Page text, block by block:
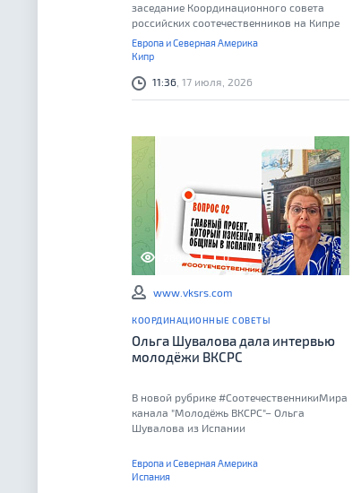
заседание Координационного совета
российских соотечественников на Кипре
Европа и Северная Америка
Кипр
11:36 , 17 июля, 2026
0
www.vksrs.com
КООРДИНАЦИОННЫЕ СОВЕТЫ
Ольга Шувалова дала интервью
молодёжи ВКСРС
В новой рубрике #СоотечественникиМира
канала "Молодёжь ВКСРС"– Ольга
Шувалова из Испании
Европа и Северная Америка
Испания